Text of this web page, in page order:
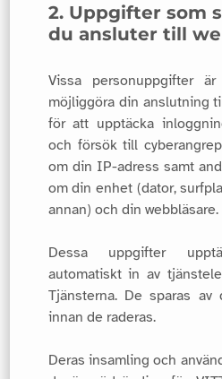
2. Uppgifter som
du ansluter till
Vissa personuppgifter
möjliggöra din anslutning
för att upptäcka
och försök till
om din IP-adress samt
om din enhet (dator,
annan) och din webbläsare.
Dessa uppgifter
automatiskt in av
Tjänsterna. De sparas av
innan de raderas.
Deras insamling och